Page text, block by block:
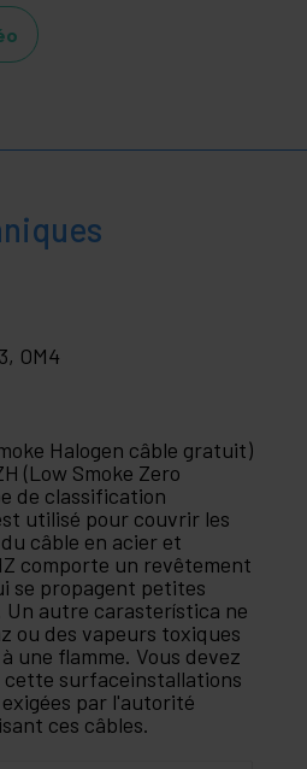
OM4
Halogen câble gratuit)
(Low Smoke Zero
de classification
utilisé pour couvrir les
câble en acier et
comporte un revêtement
se propagent petites
Un autre carasterística ne
ou des vapeurs toxiques
une flamme. Vous devez
cette surfaceinstallations
par l'autorité
ces câbles.